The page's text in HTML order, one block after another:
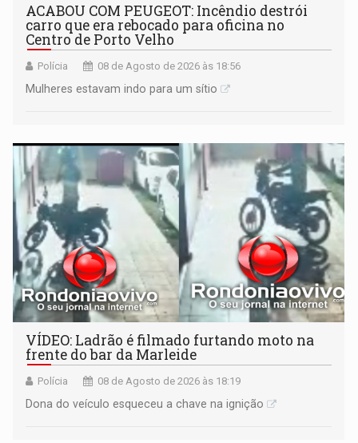
ACABOU COM PEUGEOT: Incêndio destrói
carro que era rebocado para oficina no
Centro de Porto Velho
Polícia 08 de Agosto de 2026 às 18:56
Mulheres estavam indo para um sítio
VÍDEO: Ladrão é filmado furtando moto na
frente do bar da Marleide
Polícia 08 de Agosto de 2026 às 18:19
Dona do veículo esqueceu a chave na ignição